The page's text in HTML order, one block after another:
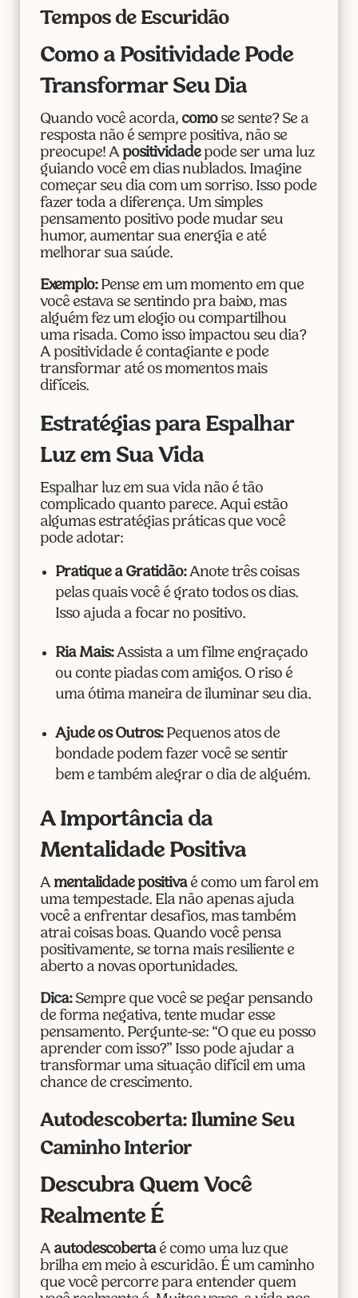
Tempos de Escuridão
Como a Positividade Pode
Transformar Seu Dia
Quando você acorda, comose sente? Se a
resposta não é sempre positiva, não se
preocupe! A positividadepode ser uma luz
guiando você em dias nublados. Imagine
começar seu dia com um sorriso. Isso pode
fazer toda a diferença. Um simples
pensamento positivo pode mudar seu
humor, aumentar sua energia e até
melhorar sua saúde.
Exemplo:Pense em um momento em que
você estava se sentindo pra baixo, mas
alguém fez um elogio ou compartilhou
uma risada. Como isso impactou seu dia?
A positividade é contagiante e pode
transformar até os momentos mais
difíceis.
Estratégias para Espalhar
Luz em Sua Vida
Espalhar luz em sua vida não é tão
complicado quanto parece. Aqui estão
algumas estratégias práticas que você
pode adotar:
Pratique a Gratidão:Anote três coisas
pelas quais você é grato todos os dias.
Isso ajuda a focar no positivo.
Ria Mais:Assista a um filme engraçado
ou conte piadas com amigos. O riso é
uma ótima maneira de iluminar seu dia.
Ajude os Outros:Pequenos atos de
bondade podem fazer você se sentir
bem e também alegrar o dia de alguém.
A Importância da
Mentalidade Positiva
A mentalidade positivaé como um farol em
uma tempestade. Ela não apenas ajuda
você a enfrentar desafios, mas também
atrai coisas boas. Quando você pensa
positivamente, se torna mais resiliente e
aberto a novas oportunidades.
Dica:Sempre que você se pegar pensando
de forma negativa, tente mudar esse
pensamento. Pergunte-se: “O que eu posso
aprender com isso?” Isso pode ajudar a
transformar uma situação difícil em uma
chance de crescimento.
Autodescoberta: Ilumine Seu
Caminho Interior
Descubra Quem Você
Realmente É
A autodescobertaé como uma luz que
brilha em meio à escuridão. É um caminho
que você percorre para entender quem